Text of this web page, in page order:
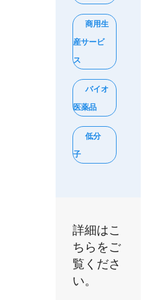
商用生
産サービ
ス
バイオ
医薬品
低分
子
詳細はこ
ちらをご
覧くださ
い。